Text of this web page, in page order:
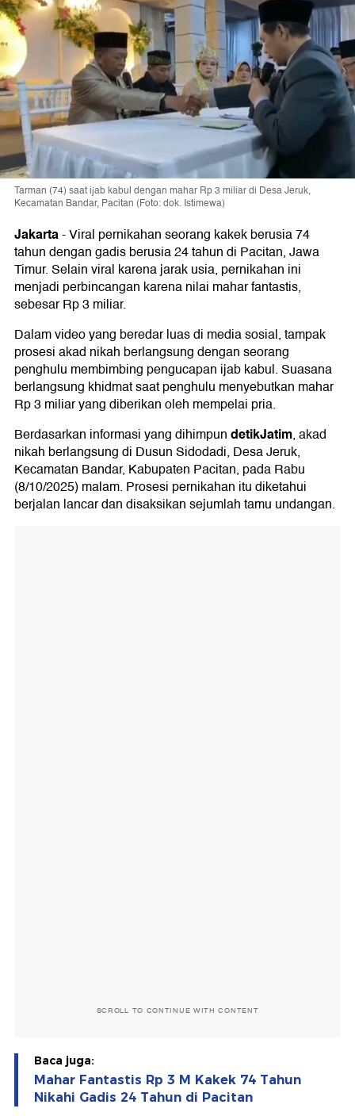
Tarman (74) saat ijab kabul dengan mahar Rp 3 miliar di Desa Jeruk,
Kecamatan Bandar, Pacitan (Foto: dok. Istimewa)
Jakarta-Viral pernikahan seorang kakek berusia 74
tahun dengan gadis berusia 24 tahun di Pacitan, Jawa
Timur. Selain viral karena jarak usia, pernikahan ini
menjadi perbincangan karena nilai mahar fantastis,
sebesar Rp 3 miliar.
Dalam video yang beredar luas di media sosial, tampak
prosesi akad nikah berlangsung dengan seorang
penghulu membimbing pengucapan ijab kabul. Suasana
berlangsung khidmat saat penghulu menyebutkan mahar
Rp 3 miliar yang diberikan oleh mempelai pria.
Berdasarkan informasi yang dihimpundetikJatim, akad
nikah berlangsung di Dusun Sidodadi, Desa Jeruk,
Kecamatan Bandar, Kabupaten Pacitan, pada Rabu
(8/10/2025) malam. Prosesi pernikahan itu diketahui
berjalan lancar dan disaksikan sejumlah tamu undangan.
SCROLL TO CONTINUE WITH CONTENT
Baca juga:
Mahar Fantastis Rp 3 M Kakek 74 Tahun
Nikahi Gadis 24 Tahun di Pacitan